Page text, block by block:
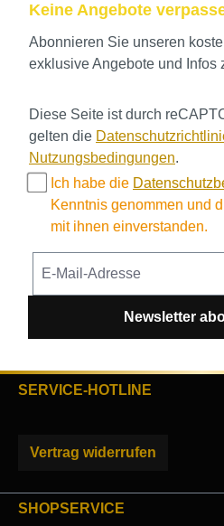
Keine Angebote
Abonnieren Sie unseren
exklusive Angebote und Infos
Diese Seite ist durch
gelten die
Nutzungsbedingungen.
Ich habe die
Kenntnis genommen und
mit ihnen einverstanden.
Newsletter
SERVICE-HOTLINE
Vertrag widerrufen
SHOPSERVICE